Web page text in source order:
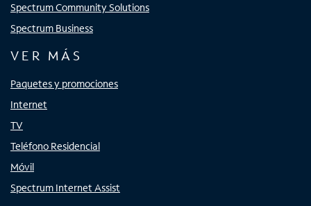
Spectrum Community Solutions
Spectrum Business
VER MÁS
Paquetes y promociones
Internet
TV
Teléfono Residencial
Móvil
Spectrum Internet Assist